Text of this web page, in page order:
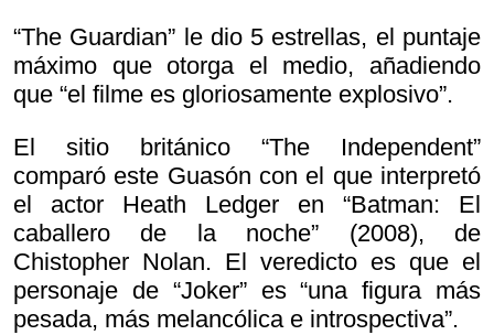
“The Guardian” le dio 5 estrellas, el puntaje
máximo que otorga el medio, añadiendo
que “el filme es gloriosamente explosivo”.
El sitio británico “The Independent”
comparó este Guasón con el que interpretó
el actor Heath Ledger en “Batman: El
caballero de la noche” (2008), de
Chistopher Nolan. El veredicto es que el
personaje de “Joker” es “una figura más
pesada, más melancólica e introspectiva”.